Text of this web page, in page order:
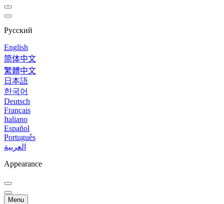
Русский
English
简体中文
繁體中文
日本語
한국어
Deutsch
Français
Italiano
Español
Português
العربية
Appearance
Menu